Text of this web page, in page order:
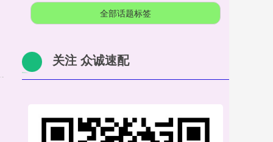
全部话题标签
关注 众诚速配